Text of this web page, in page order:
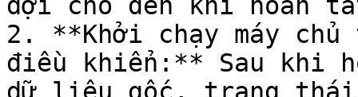
2. **Khởi chạy máy chủ
điều khiển:** Sau khi